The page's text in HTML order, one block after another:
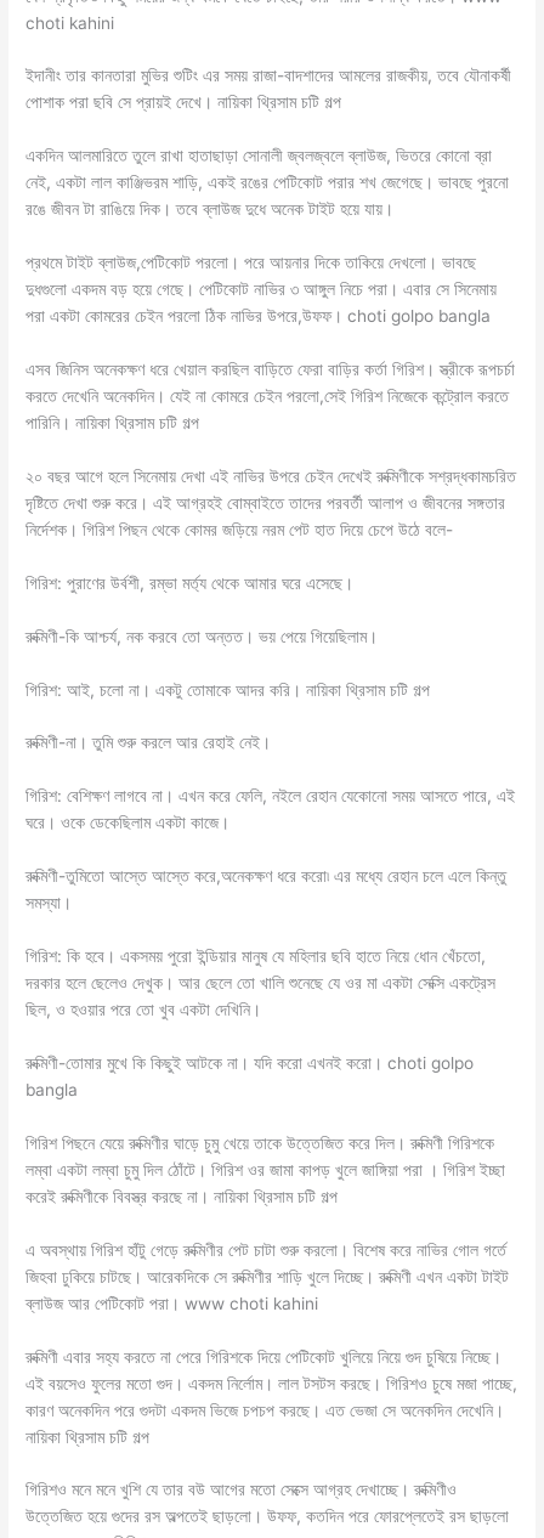
choti kahini
ইদানীং তার কানতারা মুভির শুটিং এর সময় রাজা-বাদশাদের আমলের রাজকীয়, তবে যৌনাকর্ষী
পোশাক পরা ছবি সে প্রায়ই দেখে। নায়িকা থ্রিসাম চটি গল্প
একদিন আলমারিতে তুলে রাখা হাতাছাড়া সোনালী জ্বলজ্বলে ব্লাউজ, ভিতরে কোনো ব্রা
নেই, একটা লাল কাঞ্জিভরম শাড়ি, একই রঙের পেটিকোট পরার শখ জেগেছে। ভাবছে পুরনো
রঙে জীবন টা রাঙিয়ে দিক। তবে ব্লাউজ দুধে অনেক টাইট হয়ে যায়।
প্রথমে টাইট ব্লাউজ,পেটিকোট পরলো। পরে আয়নার দিকে তাকিয়ে দেখলো। ভাবছে
দুধগুলো একদম বড় হয়ে গেছে। পেটিকোট নাভির ৩ আঙ্গুল নিচে পরা। এবার সে সিনেমায়
পরা একটা কোমরের চেইন পরলো ঠিক নাভির উপরে,উফফ। choti golpo bangla
এসব জিনিস অনেকক্ষণ ধরে খেয়াল করছিল বাড়িতে ফেরা বাড়ির কর্তা গিরিশ। স্ত্রীকে রূপচর্চা
করতে দেখেনি অনেকদিন। যেই না কোমরে চেইন পরলো,সেই গিরিশ নিজেকে কন্ট্রোল করতে
পারিনি। নায়িকা থ্রিসাম চটি গল্প
২০ বছর আগে হলে সিনেমায় দেখা এই নাভির উপরে চেইন দেখেই রুক্মিণীকে সশ্রদ্ধকামচরিত
দৃষ্টিতে দেখা শুরু করে। এই আগ্রহই বোম্বাইতে তাদের পরবর্তী আলাপ ও জীবনের সঙ্গতার
নির্দেশক। গিরিশ পিছন থেকে কোমর জড়িয়ে নরম পেট হাত দিয়ে চেপে উঠে বলে-
গিরিশ: পুরাণের উর্বশী, রম্ভা মর্ত্য থেকে আমার ঘরে এসেছে।
রুক্মিণী-কি আশ্চর্য, নক করবে তো অন্তত। ভয় পেয়ে গিয়েছিলাম।
গিরিশ: আই, চলো না। একটু তোমাকে আদর করি। নায়িকা থ্রিসাম চটি গল্প
রুক্মিণী-না। তুমি শুরু করলে আর রেহাই নেই।
গিরিশ: বেশিক্ষণ লাগবে না। এখন করে ফেলি, নইলে রেহান যেকোনো সময় আসতে পারে, এই
ঘরে। ওকে ডেকেছিলাম একটা কাজে।
রুক্মিণী-তুমিতো আস্তে আস্তে করে,অনেকক্ষণ ধরে করো৷ এর মধ্যে রেহান চলে এলে কিন্তু
সমস্যা।
গিরিশ: কি হবে। একসময় পুরো ইন্ডিয়ার মানুষ যে মহিলার ছবি হাতে নিয়ে ধোন খেঁচতো,
দরকার হলে ছেলেও দেখুক। আর ছেলে তো খালি শুনেছে যে ওর মা একটা সেক্সি একট্রেস
ছিল, ও হওয়ার পরে তো খুব একটা দেখিনি।
রুক্মিণী-তোমার মুখে কি কিছুই আটকে না। যদি করো এখনই করো। choti golpo
bangla
গিরিশ পিছনে যেয়ে রুক্মিণীর ঘাড়ে চুমু খেয়ে তাকে উত্তেজিত করে দিল। রুক্মিণী গিরিশকে
লম্বা একটা লম্বা চুমু দিল ঠোঁটে। গিরিশ ওর জামা কাপড় খুলে জাঙ্গিয়া পরা । গিরিশ ইচ্ছা
করেই রুক্মিণীকে বিবস্ত্র করছে না। নায়িকা থ্রিসাম চটি গল্প
এ অবস্থায় গিরিশ হাঁটু গেড়ে রুক্মিণীর পেট চাটা শুরু করলো। বিশেষ করে নাভির গোল গর্তে
জিহবা ঢুকিয়ে চাটছে। আরেকদিকে সে রুক্মিণীর শাড়ি খুলে দিচ্ছে। রুক্মিণী এখন একটা টাইট
ব্লাউজ আর পেটিকোট পরা। www choti kahini
রুক্মিণী এবার সহ্য করতে না পেরে গিরিশকে দিয়ে পেটিকোট খুলিয়ে নিয়ে গুদ চুষিয়ে নিচ্ছে।
এই বয়সেও ফুলের মতো গুদ। একদম নির্লোম। লাল টসটস করছে। গিরিশও চুষে মজা পাচ্ছে,
কারণ অনেকদিন পরে গুদটা একদম ভিজে চপচপ করছে। এত ভেজা সে অনেকদিন দেখেনি।
নায়িকা থ্রিসাম চটি গল্প
গিরিশও মনে মনে খুশি যে তার বউ আগের মতো সেক্সে আগ্রহ দেখাচ্ছে। রুক্মিণীও
উত্তেজিত হয়ে গুদের রস অল্পতেই ছাড়লো। উফফ, কতদিন পরে ফোরপ্লেতেই রস ছাড়লো